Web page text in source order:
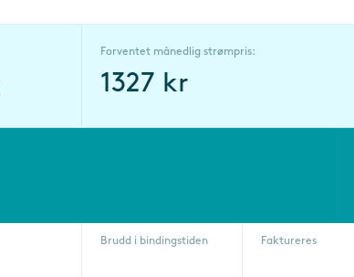
Forventet månedlig strømpris:
1327 kr
Brudd i bindingstiden Faktureres